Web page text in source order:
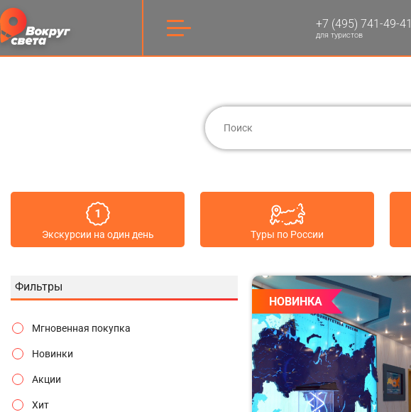
+7 (495) 741-49-41
для туристов
Экскурсии на один день Туры по России
Фильтры
Мгновенная покупка
Новинки
Акции
Хит
НОВИНКА